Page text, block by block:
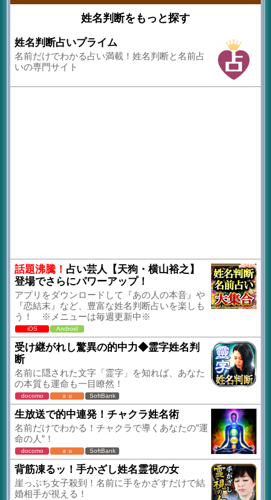
姓名判断をもっと探す
姓名判断占いプライム
名前だけでわかる占い満載！姓名判断と名前占
いの専門サイト
話題沸騰！ 占い芸人【天狗・横山裕之】
登場でさらにパワーアップ！
アプリをダウンロードして『あの人の本音』や
『恋結末』など、豊富な姓名判断占いを楽しも
う！ ※メニューは毎週更新中※
iOS Android
受け継がれし驚異の的中力◆霊字姓名判
断
名前に隠された文字「霊字」を知れば、あなた
の本質も運命も一目瞭然！
docomo ａｕ SoftBank
生放送で的中連発！チャクラ姓名術
名前だけでわかる！チャクラで導くあなたの”運
命の人”！
docomo ａｕ SoftBank
背筋凍るッ！手かざし姓名霊視の女
崖っぷち女子殺到！名前に手をかざすだけで結
婚相手が視える！